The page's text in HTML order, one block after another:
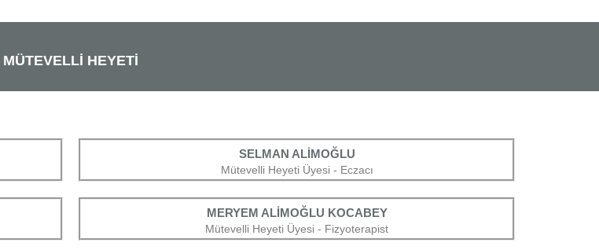
MÜTEVELLİ HEYETİ
SELMAN ALİMOĞLU
Mütevelli Heyeti Üyesi - Eczacı
MERYEM ALİMOĞLU KOCABEY
Mütevelli Heyeti Üyesi - Fizyoterapist